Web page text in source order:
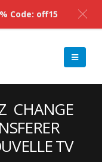
CHANGE
TV
Code: off15